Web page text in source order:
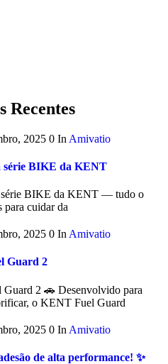
Recentes
2025 0 In Amivatio
série BIKE da KENT
série BIKE da KENT — tudo o
para cuidar da
2025 0 In Amivatio
Guard 2
2 🚗 Desenvolvido para
o KENT Fuel Guard
2025 0 In Amivatio
de alta performance! ✨